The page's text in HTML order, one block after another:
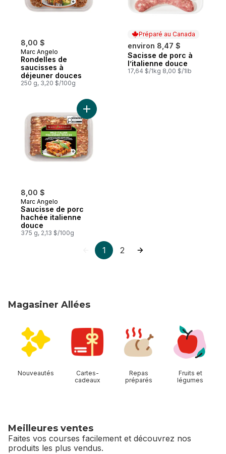
8,00 $
Marc Angelo
Rondelles de
saucisses à
déjeuner douces
250 g, 3,20 $/100g
Préparé au Canada
environ 8,47 $
Préparé au Canada
Sacisse de porc à
l’italienne douce
17,64 $/1kg 8,00 $/1lb
8,00 $
Marc Angelo
Saucisse de porc
hachée italienne
douce
375 g, 2,13 $/100g
Ajouter Saucisse de porc hachée
1 2
Magasiner Allées
Nouveautés
Cartes-
cadeaux
Repas
préparés
Fruits et
légumes
Meilleures ventes
Faites vos courses facilement et découvrez nos
produits les plus vendus.